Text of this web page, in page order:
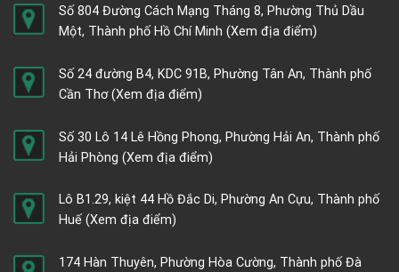
Số 804 Đường Cách Mạng Tháng 8, Phường Thủ Dầu
Một, Thành phố Hồ Chí Minh (Xem địa điểm)
Số 24 đường B4, KDC 91B, Phường Tân An, Thành phố
Cần Thơ(Xem địa điểm)
Số 30 Lô 14 Lê Hồng Phong, Phường Hải An, Thành phố
Hải Phòng (Xem địa điểm)
Lô B1.29, kiệt 44 Hồ Đắc Di, Phường An Cựu, Thành phố
Huế (Xem địa điểm)
174 Hàn Thuyên, Phường Hòa Cường, Thành phố Đà